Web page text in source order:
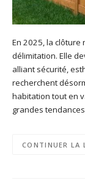
En 2025, la clôture
délimitation. Elle
alliant sécurité,
recherchent
habitation tout en
grandes
CONTINUER LA